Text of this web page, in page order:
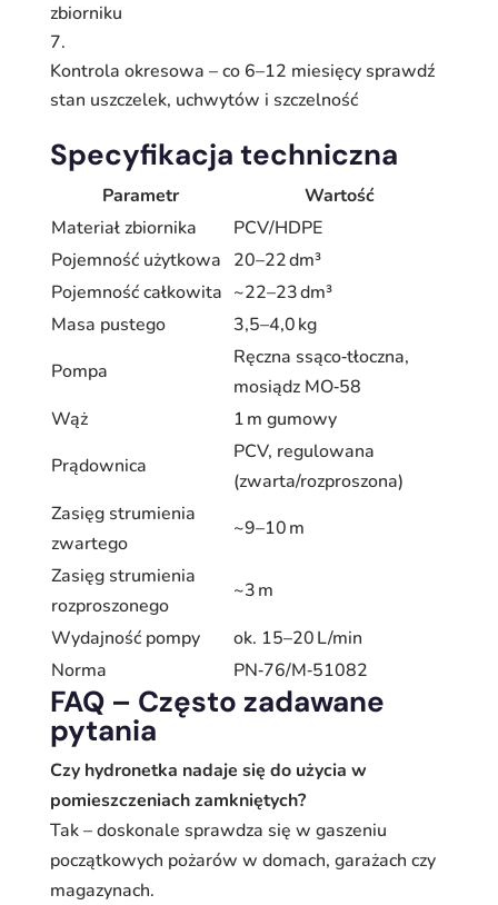
zbiorniku
Kontrola okresowa – co 6–12 miesięcy sprawdź
stan uszczelek, uchwytów i szczelność
Specyfikacja techniczna
Parametr
Wartość
Materiał zbiornika
PCV/HDPE
Pojemność użytkowa 20–22 dm³
Pojemność całkowita ~22–23 dm³
Masa pustego
3,5–4,0 kg
Pompa
Ręczna ssąco‑tłoczna,
mosiądz MO‑58
Wąż
1 m gumowy
Prądownica
PCV, regulowana
(zwarta/rozproszona)
Zasięg strumienia
zwartego
~9–10 m
Zasięg strumienia
rozproszonego
~3 m
Wydajność pompy
ok. 15–20 L/min
Norma
PN‑76/M‑51082
FAQ – Często zadawane
pytania
Czy hydronetka nadaje się do użycia w
pomieszczeniach zamkniętych?
Tak – doskonale sprawdza się w gaszeniu
początkowych pożarów w domach, garażach czy
magazynach.